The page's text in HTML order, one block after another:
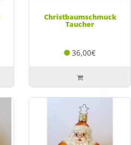
Christbaumschmuck
Taucher
36,00€